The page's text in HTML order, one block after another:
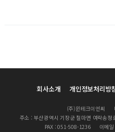
회사소개 개인정보처리방
(주)윈테크이엔씨
주소 : 부산광역시 기장군 철마면 여락송
PAX : 051-508-1236
이메